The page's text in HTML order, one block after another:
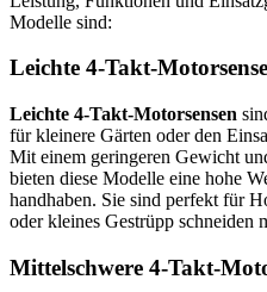
Modelle sind:
Leichte 4-Takt-Motorsense
Leichte 4-Takt-Motorsensen
für kleinere Gärten oder den
Mit einem geringeren Gewicht
bieten diese Modelle eine hohe
handhaben. Sie sind perfekt für
oder kleines Gestrüpp schneiden
Mittelschwere 4-Takt-